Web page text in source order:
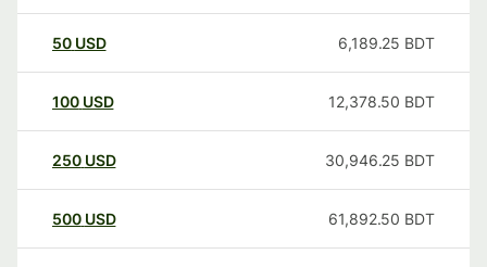
50 USD 6,189.25 BDT
100 USD 12,378.50 BDT
250 USD 30,946.25 BDT
500 USD 61,892.50 BDT